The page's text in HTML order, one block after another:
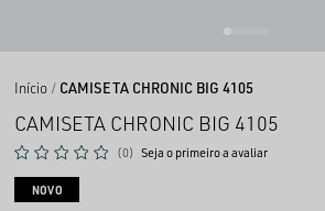
Início CAMISETA CHRONIC BIG 4105
CAMISETA CHRONIC BIG 4105
(0) Seja o primeiro a avaliar
NOVO